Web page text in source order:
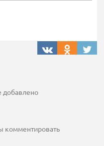
добавлено
комментировать